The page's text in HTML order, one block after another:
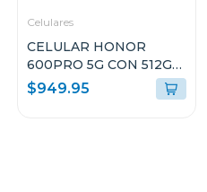
Celulares
CELULAR HONOR
600PRO 5G CON 512GB
DE ALMACENAMIENTO
Y 12GB DE RAM COLOR
$949.95